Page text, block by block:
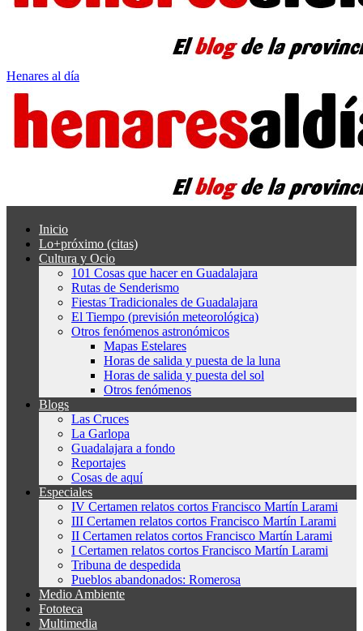
Henares al día
Inicio
Lo+próximo (citas)
Cultura y Ocio
101 Cosas que hacer en Guadalajara
Rutas de Senderismo
Fiestas Tradicionales de Guadalajara
El Tiempo (previsión meteorológica)
Otros fenómenos astronómicos
Mapas Estelares
Horas de salida y puesta de la luna
Horas de salida y puesta del sol
Otros fenómenos
Blogs
Las Cruces
La Garlopa
Guadalajara a fondo
Reportajes
Cosas de aquí
Especiales
IV Certamen relatos cortos Francisco Martín Larami
III Certamen relatos cortos Francisco Martín Larami
II Certamen relatos cortos Francisco Martín Larami
I Certamen relatos cortos Francisco Martín Larami
Tribuna de despedida
Pueblos abandonados: Romerosa
Medio Ambiente
Fototeca
Multimedia